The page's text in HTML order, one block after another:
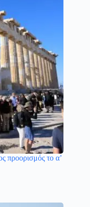
προορισμός το α’